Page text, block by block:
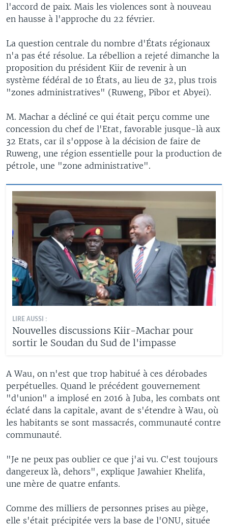
l'accord de paix. Mais les violences sont à nouveau
en hausse à l'approche du 22 février.
La question centrale du nombre d'États régionaux
n'a pas été résolue. La rébellion a rejeté dimanche la
proposition du président Kiir de revenir à un
système fédéral de 10 États, au lieu de 32, plus trois
"zones administratives" (Ruweng, Pibor et Abyei).
M. Machar a décliné ce qui était perçu comme une
concession du chef de l'Etat, favorable jusque-là aux
32 Etats, car il s'oppose à la décision de faire de
Ruweng, une région essentielle pour la production de
pétrole, une "zone administrative".
LIRE AUSSI :
Nouvelles discussions Kiir-Machar pour
sortir le Soudan du Sud de l'impasse
A Wau, on n'est que trop habitué à ces dérobades
perpétuelles. Quand le précédent gouvernement
"d'union" a implosé en 2016 à Juba, les combats ont
éclaté dans la capitale, avant de s'étendre à Wau, où
les habitants se sont massacrés, communauté contre
communauté.
"Je ne peux pas oublier ce que j'ai vu. C'est toujours
dangereux là, dehors", explique Jawahier Khelifa,
une mère de quatre enfants.
Comme des milliers de personnes prises au piège,
elle s'était précipitée vers la base de l'ONU, située